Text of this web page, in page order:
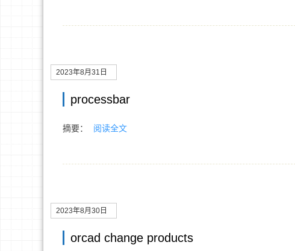
2023年8月31日
processbar
摘要： 阅读全文
2023年8月30日
orcad change products